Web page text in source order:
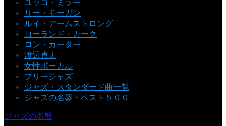
ユッコ・ミラー
リー・モーガン
ルイ・アームストロング
ローランド・カーク
ロン・カーター
渡辺貞夫
女性ボーカル
フリージャズ
ジャズ・スタンダード曲一覧
ジャズの名盤・ベスト５００
ジャズの名盤